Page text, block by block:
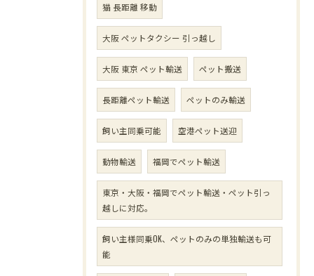
猫 長距離 移動
大阪 ペットタクシー 引っ越し
大阪 東京 ペット輸送 ペット搬送
長距離ペット輸送 ペットのみ輸送
飼い主同乗可能 空港ペット送迎
動物輸送 福岡でペット輸送
東京・大阪・福岡でペット輸送・ペット引っ
越しに対応。
飼い主様同乗OK、ペットのみの単独輸送も可
能